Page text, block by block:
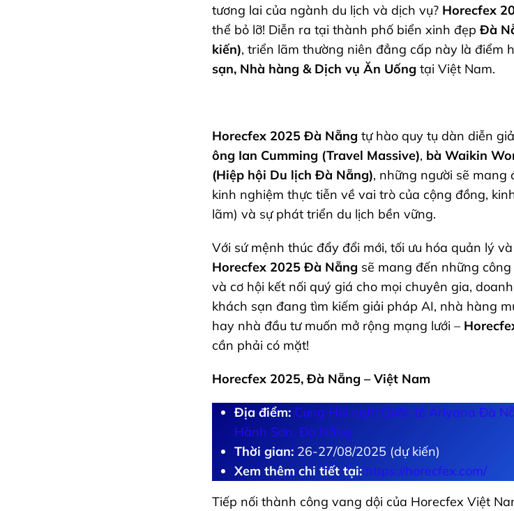
tương lai của ngành du lịch và dịch vụ? Horecfex
thể bỏ lỡ! Diễn ra tại thành phố biển xinh đẹpĐà
kiến), triển lãm thường niên đẳng cấp này là điểm
sạn, Nhà hàng & Dịch vụ Ăn Uống tại Việt Nam.
Horecfex 2025 Đà Nẵng tự hào quy tụ dàn diễn
ông Ian Cumming (Travel Massive), bà Waikin
(Hiệp hội Du lịch Đà Nẵng), những người sẽ mang
kinh nghiệm thực tiễn về vai trò của cộng đồng,
lãm) và sự phát triển du lịch bền vững.
Với sứ mệnh thúc đẩy đổi mới, tối ưu hóa quản lý
Horecfex 2025 Đà Nẵng sẽ mang đến những
và cơ hội kết nối quý giá cho mọi chuyên gia,
khách sạn đang tìm kiếm giải pháp AI, nhà hàng
hay nhà đầu tư muốn mở rộng mạng lưới –
cần phải có mặt!
Horecfex 2025, Đà Nẵng – Việt Nam
Địa điểm: Cung Hội nghị Quốc tế Ariyana Đà
Hành Sơn, Đà Nẵng
Thời gian: 26-27/08/2025 (dự kiến)
Xem thêm chi tiết tại: https://horecfex.com/
Tiếp nối thành công vang dội của Horecfex Việt